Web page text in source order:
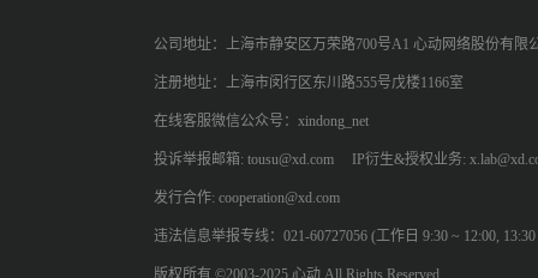
公司地址：上海市静安区万荣路700号A1 心动网络股份有限
注册地址：上海市闵行区东川路555号戊楼1166室
在线客服微信公众号：xindong_net
投诉举报邮箱: tousu@xd.com IP衍生&授权业务:
发行合作: cooperation@xd.com
违法信息举报专线：021-60727056 (工作日 9:30 ~ 12:00, 13:30
版权所有 ©2003-2025 心动 All Rights Reserved